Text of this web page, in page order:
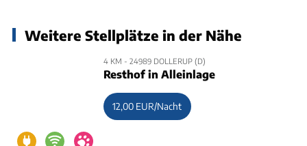
Weitere Stellplätze in der Nähe
4 KM - 24989 DOLLERUP (D)
Resthof in Alleinlage
12,00 EUR/Nacht